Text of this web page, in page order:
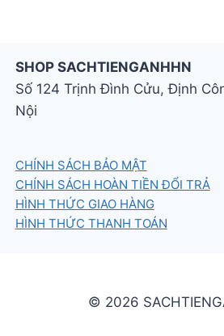
SHOP SACHTIENGANHHN
Số 124 Trịnh Đình Cửu, Định
Nội
CHÍNH SÁCH BẢO MẬT
CHÍNH SÁCH HOÀN TIỀN ĐỔI TRẢ
HÌNH THỨC GIAO HÀNG
HÌNH THỨC THANH TOÁN
© 2026